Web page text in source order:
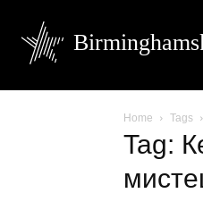
Home Tags
Tag: